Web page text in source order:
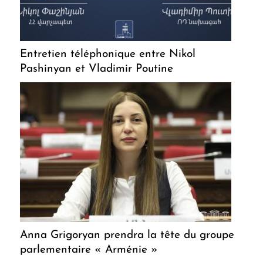
Entretien téléphonique entre Nikol
Pashinyan et Vladimir Poutine
Anna Grigoryan prendra la tête du groupe
parlementaire « Arménie »